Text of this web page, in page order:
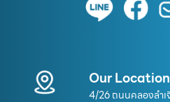
Our Location
4/26 ถนนคลองลำ